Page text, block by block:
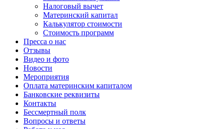
Налоговый вычет
Материнский капитал
Калькулятор стоимости
Стоимость программ
Пресса о нас
Отзывы
Видео и фото
Новости
Мероприятия
Оплата материнским капиталом
Банковские реквизиты
Контакты
Бессмертный полк
Вопросы и ответы